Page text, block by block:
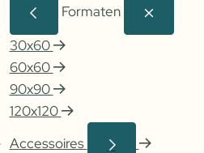
Formaten
30x60
60x60
90x90
120x120
Accessoires